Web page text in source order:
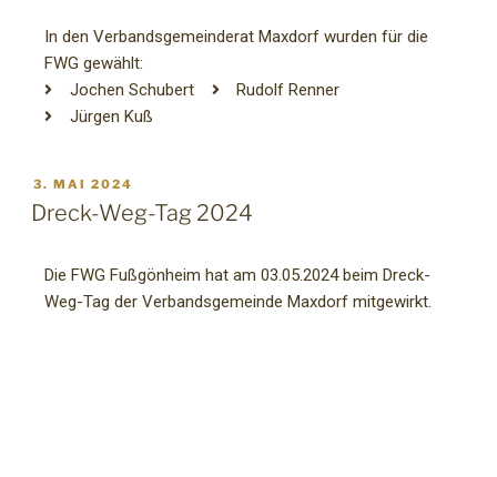
In den Verbandsgemeinderat Maxdorf wurden für die
FWG gewählt:
Jochen Schubert
Rudolf Renner
Jürgen Kuß
3. MAI 2024
Dreck-Weg-Tag 2024
Die FWG Fußgönheim hat am 03.05.2024 beim Dreck-
Weg-Tag der Verbandsgemeinde Maxdorf mitgewirkt.